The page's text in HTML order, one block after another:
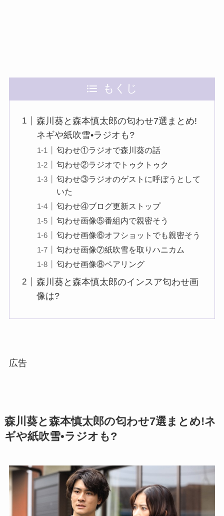
もくじ
森川葵と森本慎太郎の匂わせ7選まとめ!
ネギや紙吹雪•ラジオも?
匂わせ①ラジオで森川葵の話
匂わせ②ラジオでトゥクトゥク
匂わせ③ラジオのゲストに呼ぼうとして
いた
匂わせ④ブログ更新ストップ
匂わせ画像⑤番組内で親密そう
匂わせ画像⑥オフショットでも親密そう
匂わせ画像⑦紙吹雪を取りハニカム
匂わせ画像⑧ペアリング
森川葵と森本慎太郎のインスア匂わせ画
像は?
広告
森川葵と森本慎太郎の匂わせ7選まとめ!ネ
ギや紙吹雪•ラジオも?